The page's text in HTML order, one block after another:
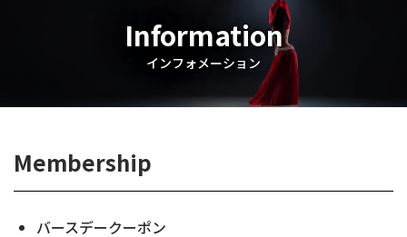
Information
インフォメーション
Membership
バースデークーポン